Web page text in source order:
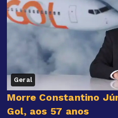
Geral
Morre Constantino
Gol, aos 57 anos